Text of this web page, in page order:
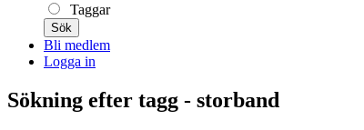
Taggar
Sök
Bli medlem
Logga in
Sökning efter tagg - storband